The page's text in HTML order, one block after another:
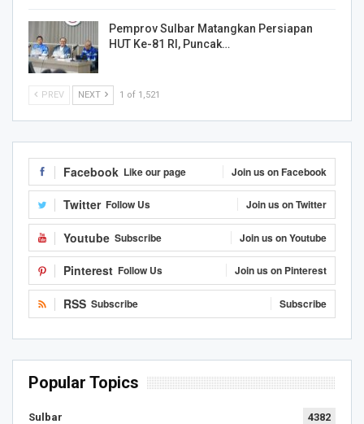
Pemprov Sulbar Matangkan Persiapan
HUT Ke-81 RI, Puncak…
PREV NEXT 1 of 1,521
Facebook Like our page Join us on Facebook
Twitter Follow Us Join us on Twitter
Youtube Subscribe Join us on Youtube
Pinterest Follow Us Join us on Pinterest
RSS Subscribe Subscribe
Popular Topics
Sulbar 4382